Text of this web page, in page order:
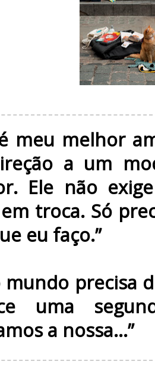
meu melhor
a um
Ele não
troca. Só
eu faço.”
mundo precisa
uma
a nossa...”